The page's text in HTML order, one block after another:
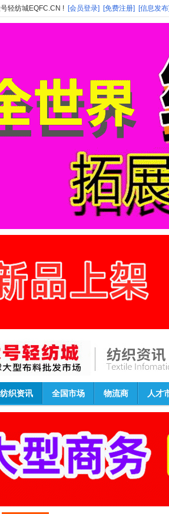
轻纺城EQFC.CN ! [会员登录] [免费注册] [信息发布]
纺织资讯 全国市场 物流商 人才